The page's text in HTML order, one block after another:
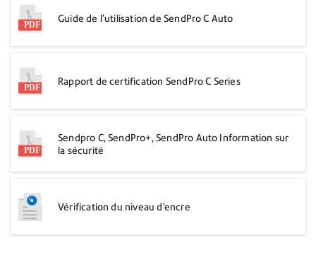
Guide de l'utilisation de SendPro C Auto
Rapport de certification SendPro C Series
Sendpro C, SendPro+, SendPro Auto Information sur
la sécurité
Vérification du niveau d’encre